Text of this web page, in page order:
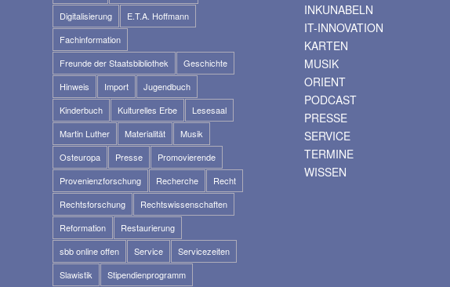
Digitalisierung
E.T.A. Hoffmann
Fachinformation
Freunde der Staatsbibliothek
Geschichte
Hinweis
Import
Jugendbuch
Kinderbuch
Kulturelles Erbe
Lesesaal
Martin Luther
Materialität
Musik
Osteuropa
Presse
Promovierende
Provenienzforschung
Recherche
Recht
Rechtsforschung
Rechtswissenschaften
Reformation
Restaurierung
sbb online offen
Service
Servicezeiten
Slawistik
Stipendienprogramm
INKUNABELN
IT-INNOVATION
KARTEN
MUSIK
ORIENT
PODCAST
PRESSE
SERVICE
TERMINE
WISSEN